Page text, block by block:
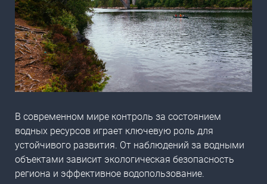
В современном мире контроль за состоянием
водных ресурсов играет ключевую роль для
устойчивого развития. От наблюдений за водными
объектами зависит экологическая безопасность
региона и эффективное водопользование.